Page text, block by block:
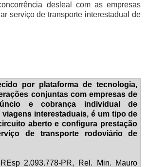
desleal com as empresas
serviço de transporte interestadual de
por plataforma de tecnologia,
conjuntas com empresas de
e cobrança individual de
viagens interestaduais, é um tipo de
aberto e configura prestação
de transporte rodoviário de
2.093.778-PR, Rel. Min. Mauro